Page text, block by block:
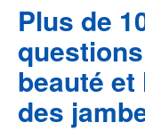
Plus de
beauté et
des